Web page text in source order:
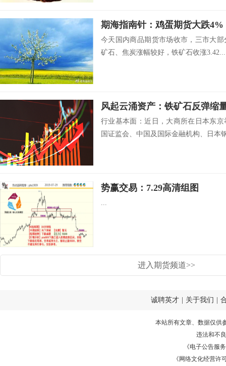
期海指南针：鸡蛋期货大跌
今天国内商品期货市场收市，三市大
矿石、焦炭涨幅较好，铁矿石收涨3.42...
行业基本面：近日，大商所在日本东
国证监会、中国及国际金融机构、日本
势赢交易：7.29高清组图
...
进入期货频道>>
诚聘英才 关于我们
本站所有文章、数据仅供
违法和不
《电子公告服务
《网络文化经营许